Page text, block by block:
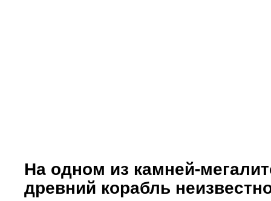
На одном из камней-
древний корабль